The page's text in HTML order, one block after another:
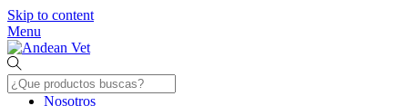
Skip to content
Menu
Nosotros